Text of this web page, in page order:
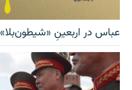
عباس در اربعینِ «شیطون‌بلا»